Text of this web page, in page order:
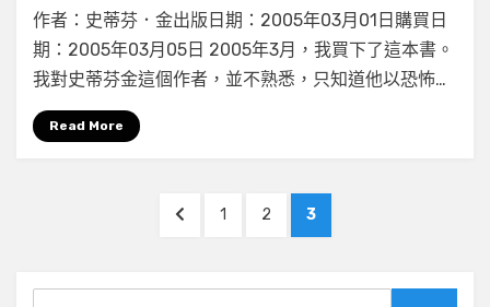
by 小云
在
〈《四
季
奇
譚》
／
有 2 則留言
作者：史蒂芬．金出版日期：2005年03月01日購買日
期：2005年03月05日 2005年3月，我買下了這本書。
我對史蒂芬金這個作者，並不熟悉，只知道他以恐怖…
Read More
分
PREVIOUS
PAGE
1 PAGE
2 PAGE
3